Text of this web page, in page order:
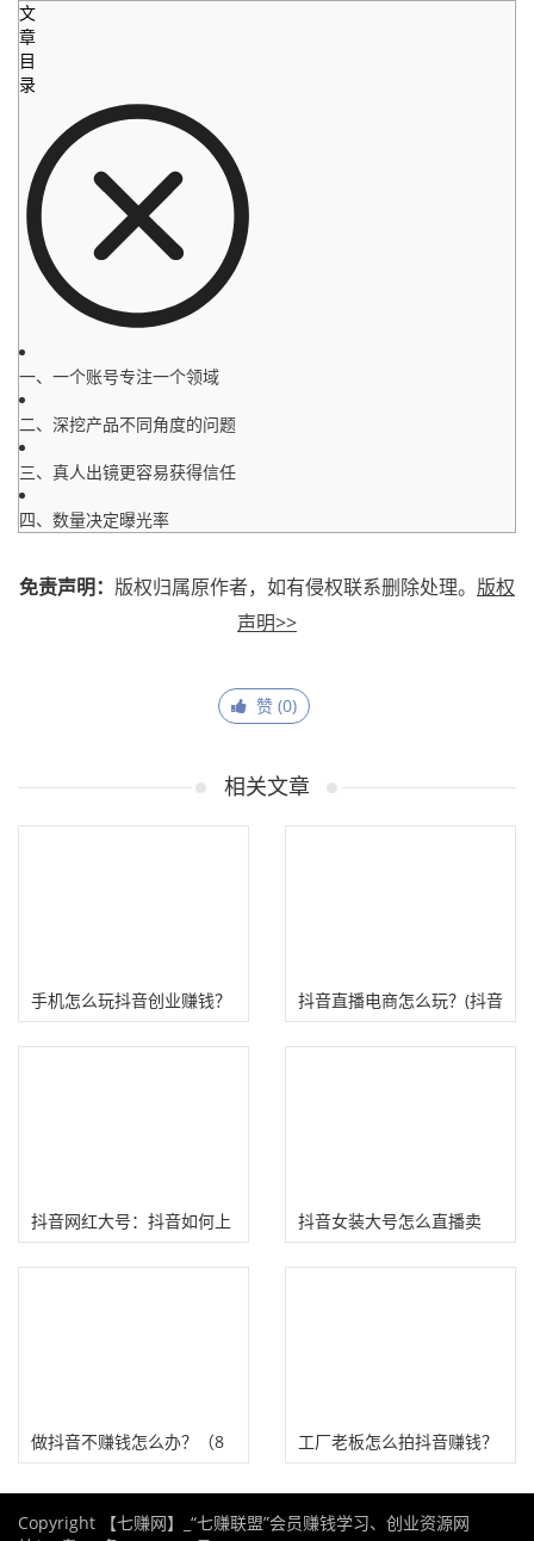
文
章
目
录
一、一个账号专注一个领域
二、深挖产品不同角度的问题
三、真人出镜更容易获得信任
四、数量决定曝光率
免责声明： 版权归属原作者，如有侵权联系删除处理。 版权
声明>>
赞 (0)
相关文章
手机怎么玩抖音创业赚钱？
抖音直播电商怎么玩？(抖音
直播电商玩法、注意事项）
抖音网红大号：抖音如何上
热门?
抖音女装大号怎么直播卖
货?
做抖音不赚钱怎么办？（8
工厂老板怎么拍抖音赚钱？
Copyright 【七赚网】_“七赚联盟”会员赚钱学习、创业资源网